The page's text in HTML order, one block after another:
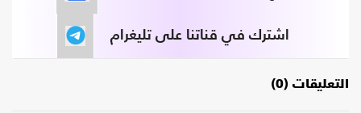
اشترك في قناتنا على تليغرام
التعليقات (0)